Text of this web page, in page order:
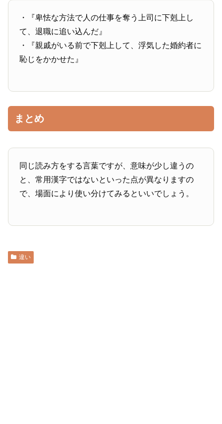
・『卑怯な方法で人の仕事を奪う上司に下剋上し
て、退職に追い込んだ』
・『親戚がいる前で下剋上して、浮気した婚約者に
恥じをかかせた』
まとめ
同じ読み方をする言葉ですが、意味が少し違うの
と、常用漢字ではないといった点が異なりますの
で、場面により使い分けてみるといいでしょう。
違い